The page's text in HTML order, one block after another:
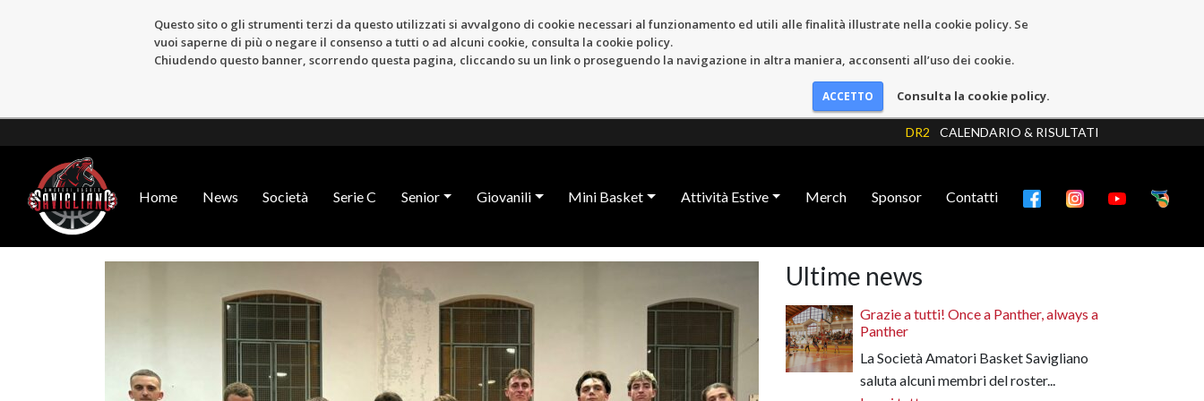
Questo sito o gli strumenti terzi da questo utilizzati si avvalgono di cookie necessari al funzionamento ed utili alle finalità illustrate nella cookie policy. Se
vuoi saperne di più o negare il consenso a tutti o ad alcuni cookie, consulta la cookie policy.
Chiudendo questo banner, scorrendo questa pagina, cliccando su un link o proseguendo la navigazione in altra maniera, acconsenti all’uso dei cookie.
Consulta la cookie policy.
DR2 CALENDARIO & RISULTATI
Home News Società Serie C Senior Giovanili Mini Basket Attività Estive Merch Sponsor Contatti
Ultime news
Grazie a tutti! Once a Panther, always a
Panther
La Società Amatori Basket Savigliano
saluta alcuni membri del roster...